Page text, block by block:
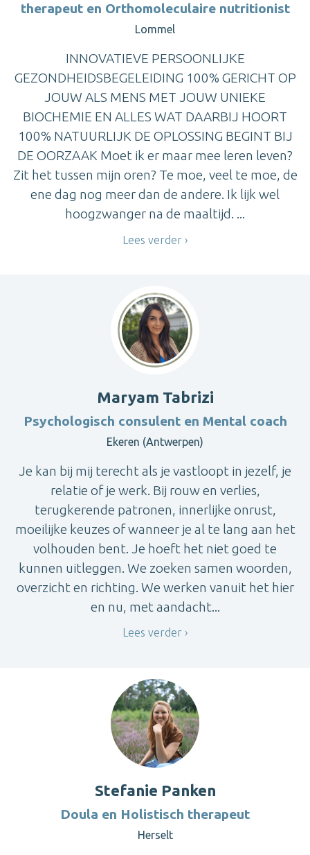
therapeut en Orthomoleculaire nutritionist
Lommel
INNOVATIEVE PERSOONLIJKE
GEZONDHEIDSBEGELEIDING 100% GERICHT OP
JOUW ALS MENS MET JOUW UNIEKE
BIOCHEMIE EN ALLES WAT DAARBIJ HOORT
100% NATUURLIJK DE OPLOSSING BEGINT BIJ
DE OORZAAK Moet ik er maar mee leren leven?
Zit het tussen mijn oren? Te moe, veel te moe, de
ene dag nog meer dan de andere. Ik lijk wel
hoogzwanger na de maaltijd. ...
Lees verder
Maryam Tabrizi
Psychologisch consulent en Mental coach
Ekeren (Antwerpen)
Je kan bij mij terecht als je vastloopt in jezelf, je
relatie of je werk. Bij rouw en verlies,
terugkerende patronen, innerlijke onrust,
moeilijke keuzes of wanneer je al te lang aan het
volhouden bent. Je hoeft het niet goed te
kunnen uitleggen. We zoeken samen woorden,
overzicht en richting. We werken vanuit het hier
en nu, met aandacht...
Lees verder
Stefanie Panken
Doula en Holistisch therapeut
Herselt